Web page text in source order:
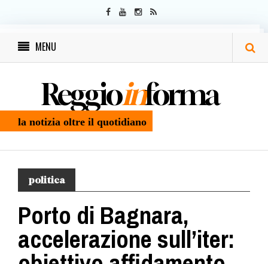
MENU
Reggioinforma
la notizia oltre il quotidiano
politica
Porto di Bagnara,
accelerazione sull’iter: